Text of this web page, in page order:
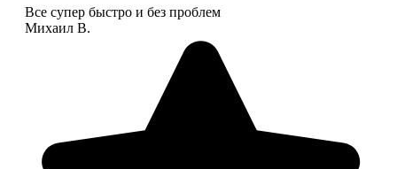
Все супер быстро и без проблем
Михаил В.